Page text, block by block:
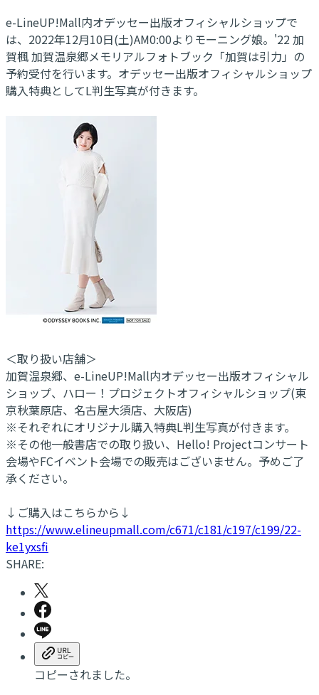
e-LineUP!Mall内オデッセー出版オフィシャルショップで
は、2022年12月10日(土)AM0:00よりモーニング娘。'22 加
賀楓 加賀温泉郷メモリアルフォトブック「加賀は引力」の
予約受付を行います。オデッセー出版オフィシャルショップ
購入特典としてL判生写真が付きます。
＜取り扱い店舗＞
加賀温泉郷、e-LineUP!Mall内オデッセー出版オフィシャル
ショップ、ハロー！プロジェクトオフィシャルショップ(東
京秋葉原店、名古屋大須店、大阪店)
※それぞれにオリジナル購入特典L判生写真が付きます。
※その他一般書店での取り扱い、Hello! Projectコンサート
会場やFCイベント会場での販売はございません。予めご了
承ください。
↓ご購入はこちらから↓
https://www.elineupmall.com/c671/c181/c197/c199/22-
ke1yxsfi
SHARE:
コピーされました。